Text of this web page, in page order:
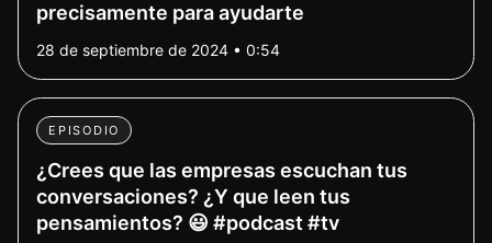
precisamente para ayudarte
28 de septiembre de 2024 • 0:54
EPISODIO
¿Crees que las empresas escuchan tus
conversaciones? ¿Y que leen tus
pensamientos? 😃 #podcast #tv